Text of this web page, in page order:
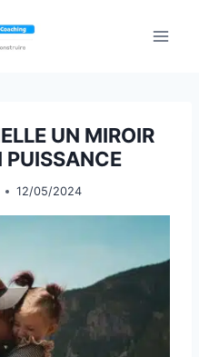
UN MIROIR
PUISSANCE
12/05/2024